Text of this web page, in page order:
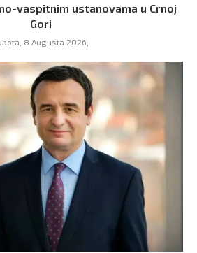
vaspitnim ustanovama u Crnoj
Gori
8 Augusta 2026,